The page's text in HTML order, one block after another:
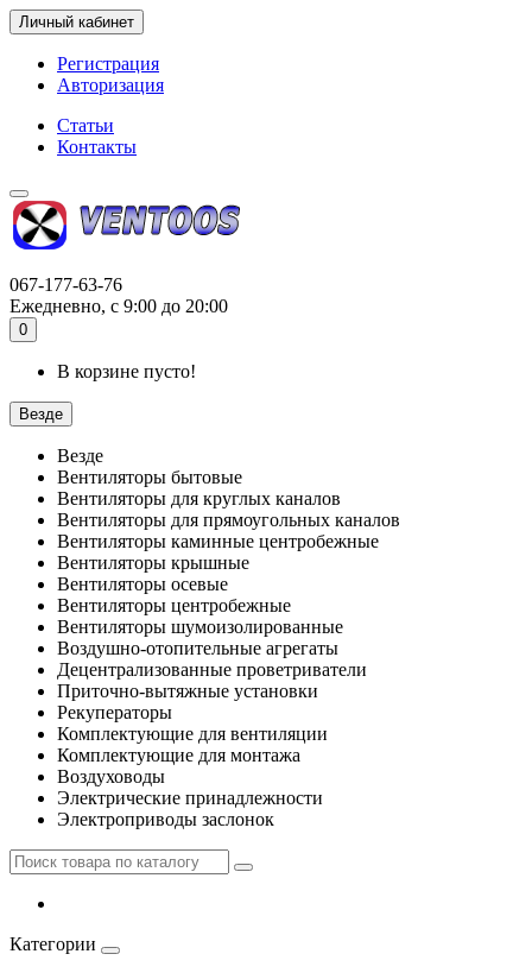
Личный кабинет
Регистрация
Авторизация
Статьи
Контакты
067-177-63-76
Ежедневно, с 9:00 до 20:00
0
В корзине пусто!
Везде
Везде
Вентиляторы бытовые
Вентиляторы для круглых каналов
Вентиляторы для прямоугольных каналов
Вентиляторы каминные центробежные
Вентиляторы крышные
Вентиляторы осевые
Вентиляторы центробежные
Вентиляторы шумоизолированные
Воздушно-отопительные агрегаты
Децентрализованные проветриватели
Приточно-вытяжные установки
Рекуператоры
Комплектующие для вентиляции
Комплектующие для монтажа
Воздуховоды
Электрические принадлежности
Электроприводы заслонок
Категории